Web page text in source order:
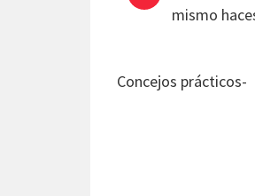
mismo
Concejos prácticos-